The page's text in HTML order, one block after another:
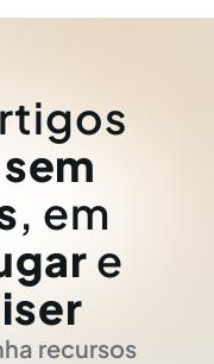
sem
, em
e
recursos